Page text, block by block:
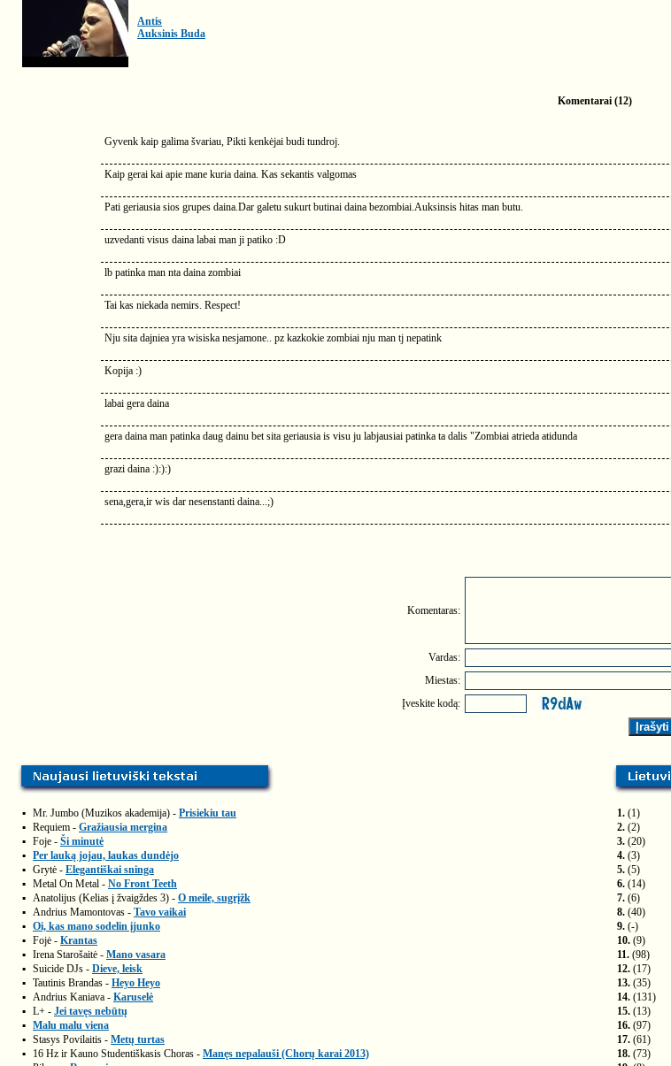
Antis
Auksinis Buda
Komentarai (12)
Gyvenk kaip galima švariau, Pikti kenkėjai budi tundroj.
Kaip gerai kai apie mane kuria daina. Kas sekantis valgomas
Pati geriausia sios grupes daina.Dar galetu sukurt butinai daina bezombiai.Auksinsis hitas man butu.
uzvedanti visus daina labai man ji patiko :D
lb patinka man nta daina zombiai
Tai kas niekada nemirs. Respect!
Nju sita dajniea yra wisiska nesjamone.. pz kazkokie zombiai nju man tj nepatink
Kopija :)
labai gera daina
gera daina man patinka daug dainu bet sita geriausia is visu ju labjausiai patinka ta dalis "Zombiai atrieda atidunda
grazi daina :):):)
sena,gera,ir wis dar nesenstanti daina...;)
Komentaras:
Vardas:
Miestas:
Įveskite kodą:
▪ Mr. Jumbo (Muzikos akademija) - Prisiekiu tau
▪ Requiem - Gražiausia mergina
▪ Foje - Ši minutė
▪ Per lauką jojau, laukas dundėjo
▪ Grytė - Elegantiškai sninga
▪ Metal On Metal - No Front Teeth
▪ Anatolijus (Kelias į žvaigždes 3) - O meile, sugrįžk
▪ Andrius Mamontovas - Tavo vaikai
▪ Oi, kas mano sodelin įjunko
▪ Fojė - Krantas
▪ Irena Starošaitė - Mano vasara
▪ Suicide DJs - Dieve, leisk
▪ Tautinis Brandas - Heyo Heyo
▪ Andrius Kaniava - Karuselė
▪ L+ - Jei tavęs nebūtų
▪ Malu malu viena
▪ Stasys Povilaitis - Metų turtas
▪
16 Hz ir Kauno Studentiškasis Choras - Manęs nepalauši (Chorų karai 2013)
1. (1)
2. (2)
3. (20)
4. (3)
5. (5)
6. (14)
7. (6)
8. (40)
9. (-)
10. (9)
11. (98)
12. (17)
13. (35)
14. (131)
15. (13)
16. (97)
17. (61)
18. (73)